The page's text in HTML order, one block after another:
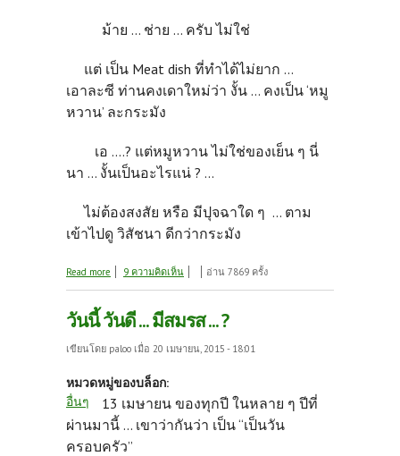
ม้าย ... ช่าย ... ครับ ไม่ใช่
แต่ เป็น Meat dish ที่ทำได้ไม่ยาก ...
เอาละซี ท่านคงเดาใหม่ว่า งั้น ... คงเป็น ‘หมู
หวาน’ ละกระมัง
เอ ....? แต่หมูหวาน ไม่ใช่ของเย็น ๆ นี่
นา ... งั้นเป็นอะไรแน่ ? ...
ไม่ต้องสงสัย หรือ มีปุจฉาใด ๆ ... ตาม
เข้าไปดู วิสัชนา ดีกว่ากระมัง
Read more about วันนี้ ... มาชวนกินของเย็น ๆ
9 ความคิดเห็น อ่าน 7869 ครั้ง
วันนี้ วันดี ... มีสมรส ... ?
เขียนโดย paloo เมื่อ 20 เมษายน, 2015 - 18:01
หมวดหมู่ของบล็อก:
อื่นๆ
13 เมษายน ของทุกปี ในหลาย ๆ ปีที่
ผ่านมานี้ ... เขาว่ากันว่า เป็น “เป็นวัน
ครอบครัว”